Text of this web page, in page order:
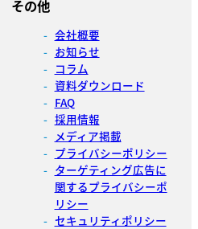
その他
会社概要
お知らせ
コラム
資料ダウンロード
FAQ
採用情報
メディア掲載
プライバシーポリシー
ターゲティング広告に
関するプライバシーポ
リシー
セキュリティポリシー